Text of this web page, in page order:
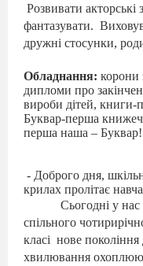
Розвивати акторські
фантазувати.
дружні стосунки,
Обладнання: корони
дипломи про
вироби дітей, книги-
Буквар-перша
перша наша –
- Доброго дня,
крилах пролітає
Сьогодні у нас
спільного
класі нове покоління
хвилювання